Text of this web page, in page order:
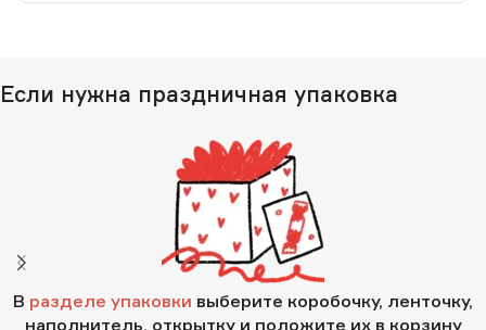
Если нужна праздничная упаковка
В разделе упаковки выберите коробочку, ленточку,
наполнитель, открытку и положите их в корзину